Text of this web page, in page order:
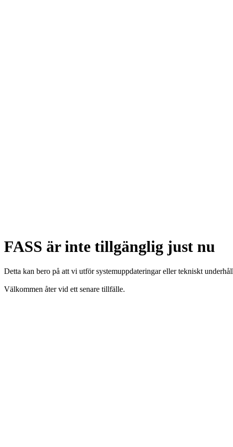
FASS är inte tillgänglig just nu
Detta kan bero på att vi utför systemuppdateringar eller tekniskt
Välkommen åter vid ett senare tillfälle.